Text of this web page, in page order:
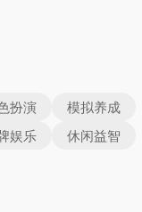
扮演
模拟养成
娱乐
休闲益智